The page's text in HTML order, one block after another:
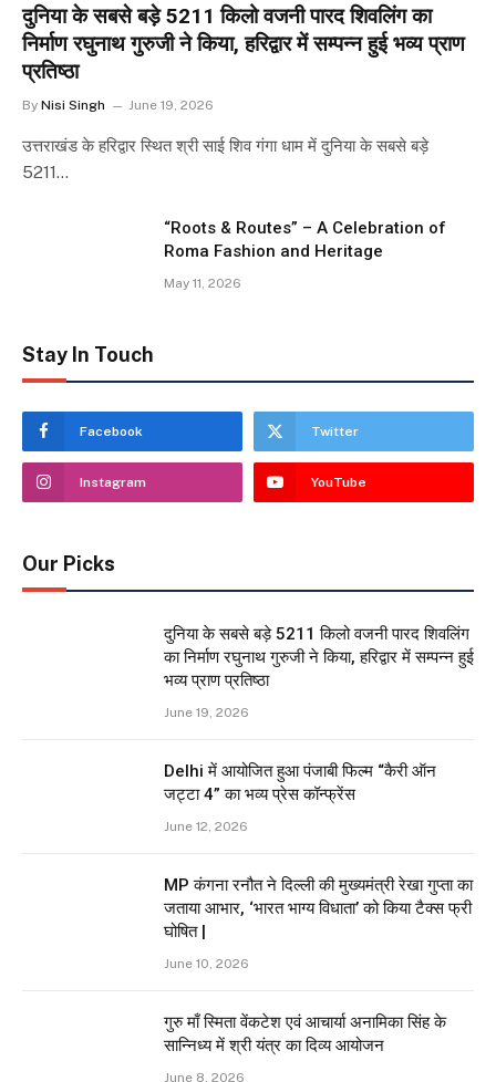
दुनिया के सबसे बड़े 5211 किलो वजनी पारद शिवलिंग का
निर्माण रघुनाथ गुरुजी ने किया, हरिद्वार में सम्पन्न हुई भव्य प्राण
प्रतिष्ठा
By Nisi Singh June 19, 2026
उत्तराखंड के हरिद्वार स्थित श्री साई शिव गंगा धाम में दुनिया के सबसे बड़े
5211…
“Roots & Routes” – A Celebration of
Roma Fashion and Heritage
May 11, 2026
Stay In Touch
Facebook Twitter
Instagram YouTube
Our Picks
दुनिया के सबसे बड़े 5211 किलो वजनी पारद शिवलिंग
का निर्माण रघुनाथ गुरुजी ने किया, हरिद्वार में सम्पन्न हुई
भव्य प्राण प्रतिष्ठा
June 19, 2026
Delhi में आयोजित हुआ पंजाबी फिल्म “कैरी ऑन
जट्टा 4” का भव्य प्रेस कॉन्फ्रेंस
June 12, 2026
MP कंगना रनौत ने दिल्ली की मुख्यमंत्री रेखा गुप्ता का
जताया आभार, ‘भारत भाग्य विधाता’ को किया टैक्स फ्री
घोषित |
June 10, 2026
गुरु माँ स्मिता वेंकटेश एवं आचार्या अनामिका सिंह के
सान्निध्य में श्री यंत्र का दिव्य आयोजन
June 8, 2026